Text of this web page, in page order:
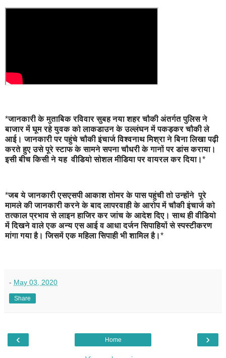
*जानकारी के मुताबिक रविवार सुबह नया शहर चौकी अंतर्गत पुलिस ने
बाजार में घूम रहे युवक को लाकडाउन के उल्लंघन में पकड़कर चौकी ले
आई। जानकारी पर पहुंचे चौकी इंचार्ज विश्वनाथ मिश्रा ने बिना लिखा पढ़ी
करते हुए उसे पूरे स्टाफ के सामने सपना चौधरी के गानों पर डांस कराया।
इसी बीच किसी ने यह वीडियो सोशल मीडिया पर वायरल कर दिया।*
*जब ये जानकारी एसएसपी आकाश तोमर के पास पहुंची तो उन्होंने पूरे
मामले की जानकारी करने के बाद लापरवाही के आरोप में चौकी इंचार्ज को
तत्काल प्रभाव से लाइन हाजिर कर जांच के आदेश दिए। साथ ही वीडियो
में दिखने वाले एक अन्य एस आई व आधा दर्जन सिपाहियों से स्पस्टीकरण
मांगा गया है। जिसमें एक महिला सिपाही भी शामिल है।*
- May 03, 2020
Share
‹ ›
Home